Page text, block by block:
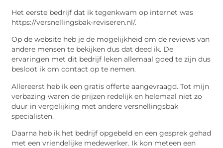
Het eerste bedrijf dat ik tegenkwam op internet was
https://versnellingsbak-reviseren.nl/.
Op de website heb je de mogelijkheid om de reviews van
andere mensen te bekijken dus dat deed ik. De
ervaringen met dit bedrijf leken allemaal goed te zijn dus
besloot ik om contact op te nemen.
Allereerst heb ik een gratis offerte aangevraagd. Tot mijn
verbazing waren de prijzen redelijk en helemaal niet zo
duur in vergelijking met andere versnellingsbak
specialisten.
Daarna heb ik het bedrijf opgebeld en een gesprek gehad
met een vriendelijke medewerker. Ik kon meteen een